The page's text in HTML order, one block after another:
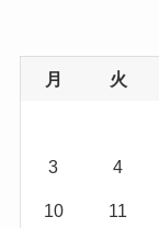
月 火
3 4
10 11